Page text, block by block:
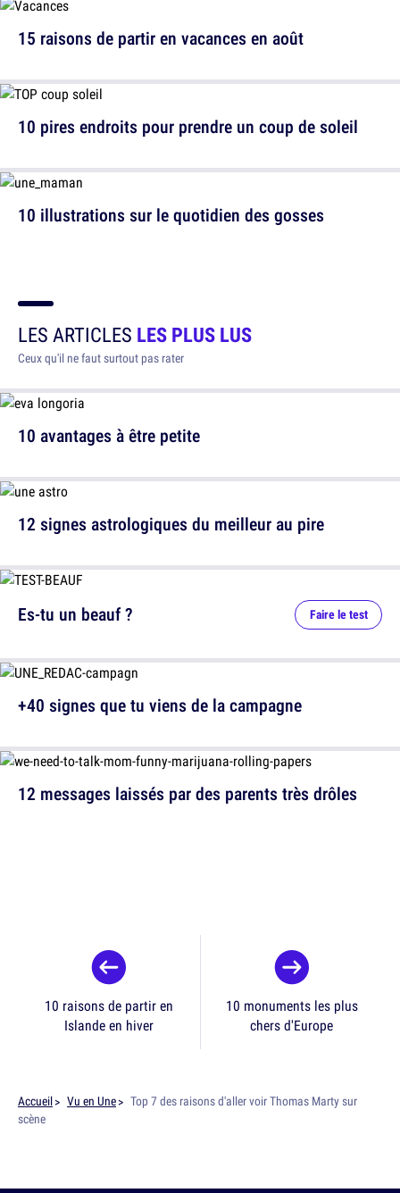
10 pires endroits pour prendre un coup de soleil
15 raisons de partir en vacances en août
10 illustrations sur le quotidien des gosses
LES ARTICLES LES PLUS LUS
Ceux qu'il ne faut surtout pas rater
10 avantages à être petite
12 signes astrologiques du meilleur au pire
12 messages laissés par des parents très drôles
Es-tu un beauf ? Faire le test
+40 signes que tu viens de la campagne
10 raisons de partir en
Islande en hiver
10 monuments les plus
chers d'Europe
Accueil Vu en Une
Top 7 des raisons d'aller voir Thomas Marty sur
scène